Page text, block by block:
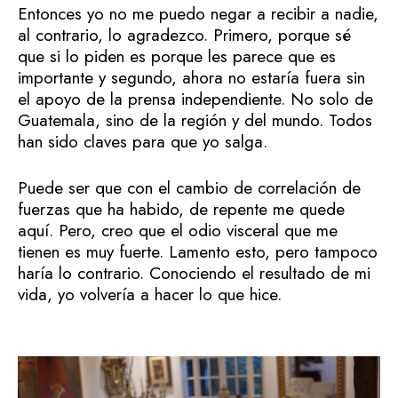
Entonces yo no me puedo negar a recibir a nadie,
al contrario, lo agradezco. Primero, porque sé
que si lo piden es porque les parece que es
importante y segundo, ahora no estaría fuera sin
el apoyo de la prensa independiente. No solo de
Guatemala, sino de la región y del mundo. Todos
han sido claves para que yo salga.
Puede ser que con el cambio de correlación de
fuerzas que ha habido, de repente me quede
aquí. Pero, creo que el odio visceral que me
tienen es muy fuerte. Lamento esto, pero tampoco
haría lo contrario. Conociendo el resultado de mi
vida, yo volvería a hacer lo que hice.